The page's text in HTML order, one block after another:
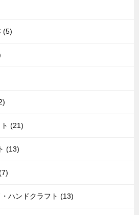
(5)
(21)
(13)
ハンドクラフト (13)